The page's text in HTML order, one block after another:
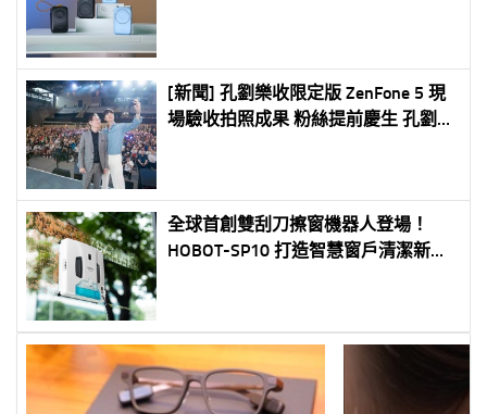
[新聞] 孔劉樂收限定版 ZenFone 5 現
場驗收拍照成果 粉絲提前慶生 孔劉感
全球首創雙刮刀擦窗機器人登場！
HOBOT-SP10 打造智慧窗戶清潔新標
無痕窗景